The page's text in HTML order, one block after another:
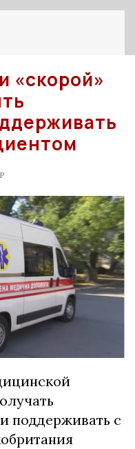
«скорой»
поддерживать с